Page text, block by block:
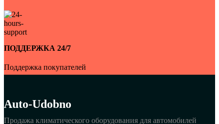
ПОДДЕРЖКА 24/7
Поддержка покупателей
Auto-Udobno
Продажа климатического оборудования для автомобилей